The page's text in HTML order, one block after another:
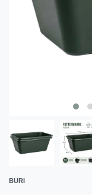
BURI